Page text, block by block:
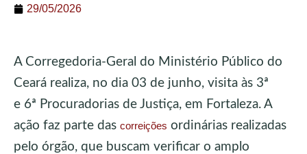
29/05/2026
A Corregedoria-Geral do Ministério Público do
Ceará realiza, no dia 03 de junho, visita às 3ª
e 6ª Procuradorias de Justiça, em Fortaleza. A
ação faz parte das correições ordinárias realizadas
pelo órgão, que buscam verificar o amplo